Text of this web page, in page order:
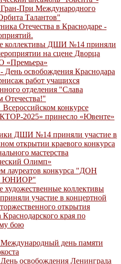
Гран-При Международного
Талантов"
Отечества в Краснодаре -
коллективы ДШИ №14 приняли
на сцене Дворца
«Премьера»
День освобождения Краснодара
работ учащихся
отделения "Слава
Отечества!"
конкурсе
2025» принесло «Ювенте»
ДШИ №14 приняли участие в
открытии краевого конкурса
мастерства
Олимп»
лауреатов конкурса "ДОН
ЮНИОР"
художественные коллективы
участие в концертной
открытия
Краснодарского края по
бою
Международный день памяти
освобождения Ленинграда